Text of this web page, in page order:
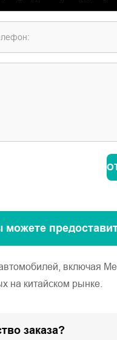
включая
на китайском рынке.
заказа?